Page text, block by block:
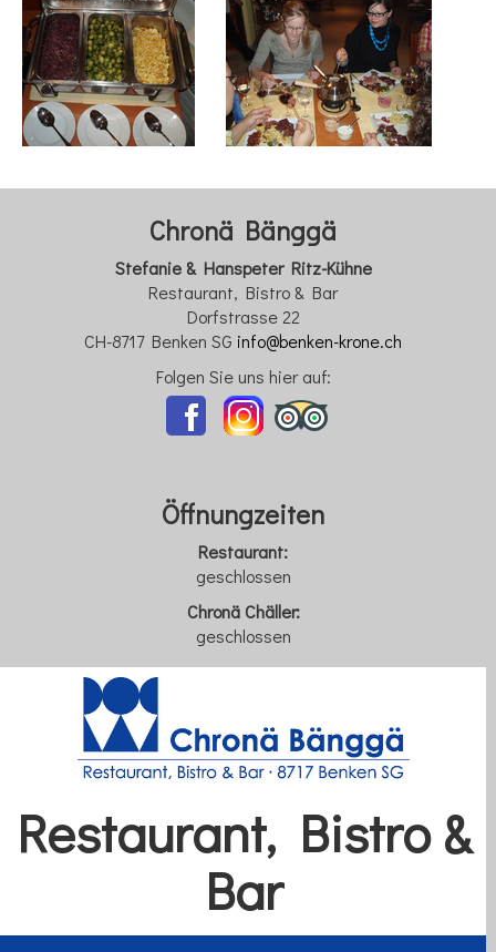
Chronä Bänggä
Stefanie & Hanspeter Ritz-Kühne
Restaurant, Bistro & Bar
Dorfstrasse 22
CH-8717 Benken SG info@benken-krone.ch
Folgen Sie uns hier auf:
Öffnungzeiten
Restaurant:
geschlossen
Chronä Chäller:
geschlossen